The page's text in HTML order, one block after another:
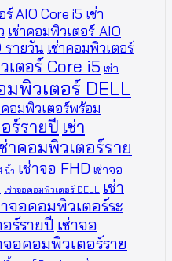
ร์ AIO Core i5 เช่า
เช่าคอมพิวเตอร์ AIO
รายวัน เช่าคอมพิวเตอร์
เตอร์ Core i5 เช่า
มพิวเตอร์ DELL
คอมพิวเตอร์พร้อม
ร์รายปี เช่า
ช่าคอมพิวเตอร์ราย
นิ้ว เช่าจอ FHD เช่าจอ
เช่าจอคอมพิวเตอร์ DELL
เช่า
าจอคอมพิวเตอร์ระ
ร์รายปี เช่าจอ
จอคอมพิวเตอร์ราย